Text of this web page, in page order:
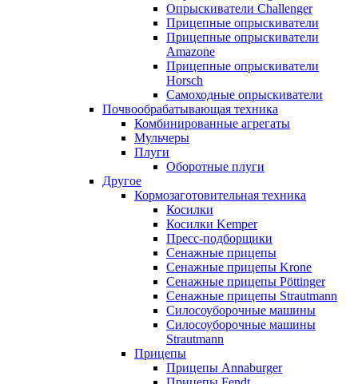
Опрыскиватели Challenger
Прицепные опрыскиватели
Прицепные опрыскиватели
Amazone
Прицепные опрыскиватели
Horsch
Самоходные опрыскиватели
Почвообрабатывающая техника
Комбинированные агрегаты
Мульчеры
Плуги
Оборотные плуги
Другое
Кормозаготовительная техника
Косилки
Косилки Kemper
Пресс-подборщики
Сенажные прицепы
Сенажные прицепы Krone
Сенажные прицепы Pöttinger
Сенажные прицепы Strautmann
Силосоуборочные машины
Силосоуборочные машины
Strautmann
Прицепы
Прицепы Annaburger